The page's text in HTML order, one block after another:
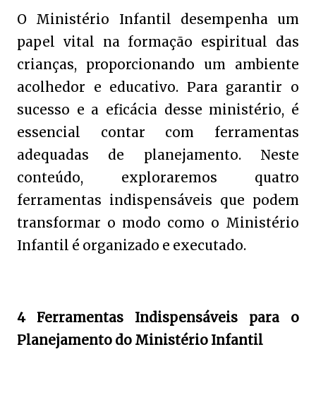
O Ministério Infantil desempenha um
papel vital na formação espiritual das
crianças, proporcionando um ambiente
acolhedor e educativo. Para garantir o
sucesso e a eficácia desse ministério, é
essencial contar com ferramentas
adequadas de planejamento. Neste
conteúdo, exploraremos quatro
ferramentas indispensáveis que podem
transformar o modo como o Ministério
Infantil é organizado e executado.
4 Ferramentas Indispensáveis para o
Planejamento do Ministério Infantil